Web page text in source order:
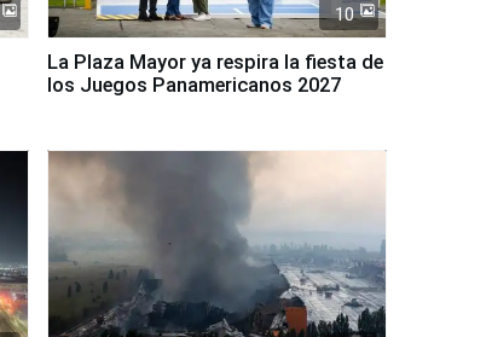
10
La Plaza Mayor ya respira la fiesta de
los Juegos Panamericanos 2027